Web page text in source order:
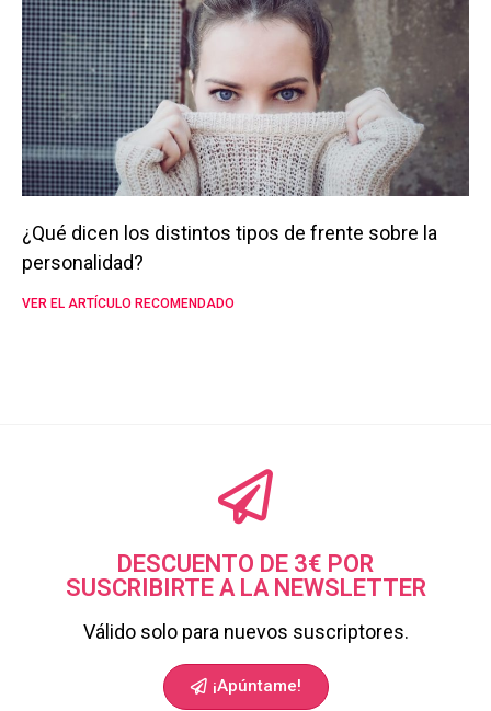
¿Qué dicen los distintos tipos de frente sobre la
personalidad?
VER EL ARTÍCULO RECOMENDADO
DESCUENTO DE 3€ POR
SUSCRIBIRTE A LA NEWSLETTER
Válido solo para nuevos suscriptores.
¡Apúntame!